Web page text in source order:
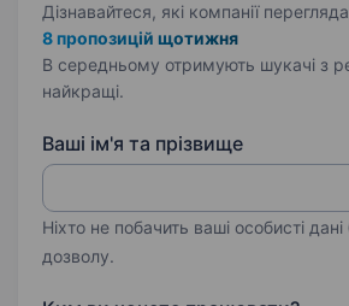
Дізнавайтеся, які компанії
8 пропозицій щотижня
В середньому отримують шукачі з
найкращі.
Ваші ім'я та прізвище
Ніхто не побачить ваші особисті
дозволу.